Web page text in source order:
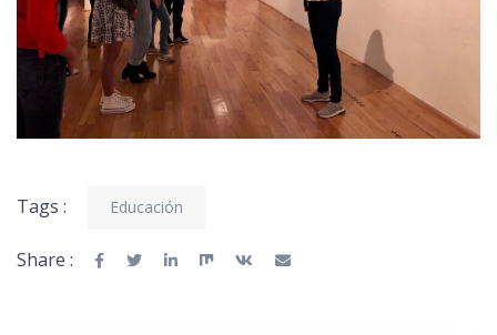
Tags : Educación
Share :